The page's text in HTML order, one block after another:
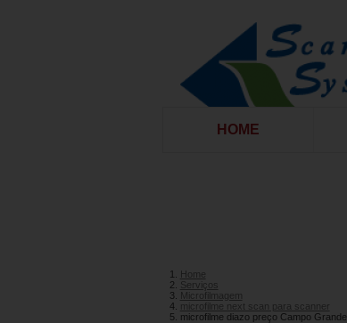
HOME
Home
Serviços
Microfilmagem
microfilme next scan para scanner
microfilme diazo preço Campo Grande